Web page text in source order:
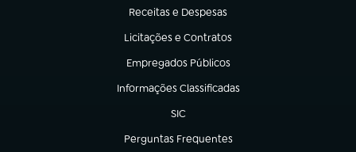
Receitas e Despesas
(abre em nova aba)
Licitações e Contratos
(abre em nova aba)
Empregados Públicos
(abre em nova aba)
Informações Classificadas
(abre em nova aba)
SIC
(abre em nova aba)
Perguntas Frequentes
(abre em nova aba)